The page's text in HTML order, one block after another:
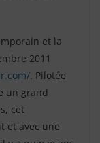
et la
2011
. Pilotée
un grand
cet
et avec une